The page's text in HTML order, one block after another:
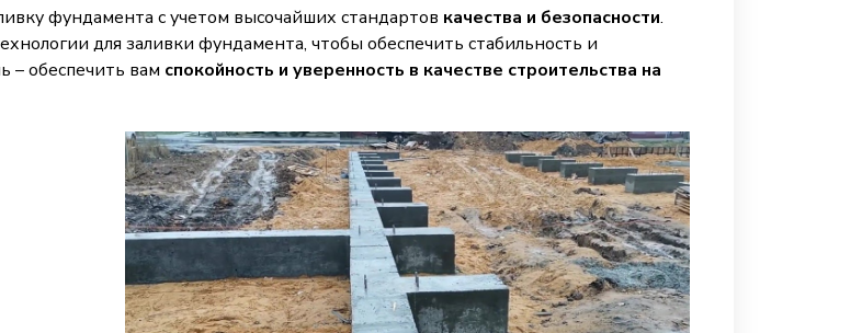
фундамента с учетом высочайших стандартов качества и безопасности.
для заливки фундамента, чтобы обеспечить стабильность и
– обеспечить вам спокойность и уверенность в качестве строительства на